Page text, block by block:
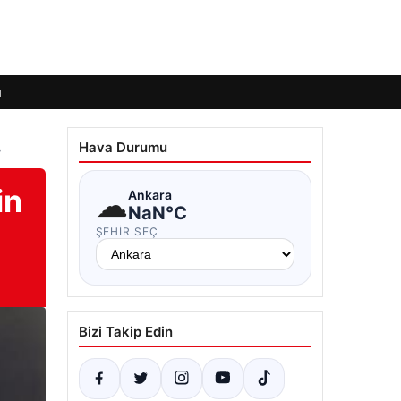
Hava Durumu
☁Ankara
NaN°C
ŞEHIR SEÇ
Bizi Takip Edin